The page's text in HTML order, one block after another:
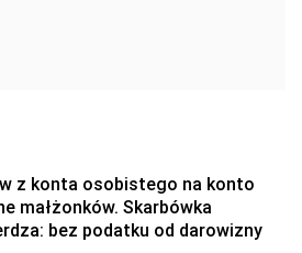
z konta osobistego na konto
małżonków. Skarbówka
bez podatku od darowizny